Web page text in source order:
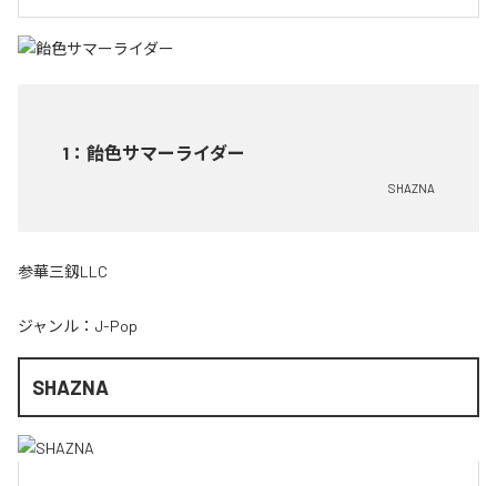
1 ： 飴色サマーライダー
SHAZNA
参華三釼LLC
ジャンル： J-Pop
SHAZNA